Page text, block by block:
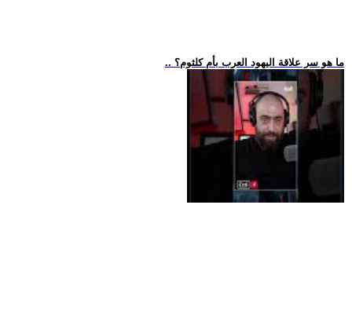
.. ما هو سر علاقة اليهود العرب بأم كلثوم؟